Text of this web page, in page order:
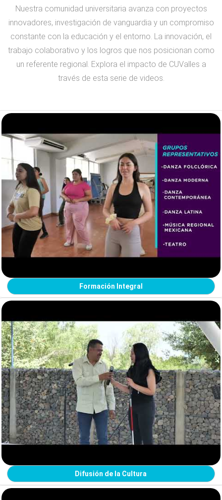
Nuestra comunidad universitaria avanza con proyectos
innovadores, investigación de vanguardia y un compromiso
constante con la educación y el entorno. La innovación, el
trabajo colaborativo y los logros que nos posicionan como
un referente regional. Explora el impacto de CUValles a
través de esta serie de videos.
Formación Integral
Difusión de la Cultura